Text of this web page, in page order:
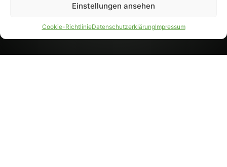
Einstellungen ansehen
Cookie-RichtlinieDatenschutzerklärungImpressum
PARTNER WERDEN
AGB